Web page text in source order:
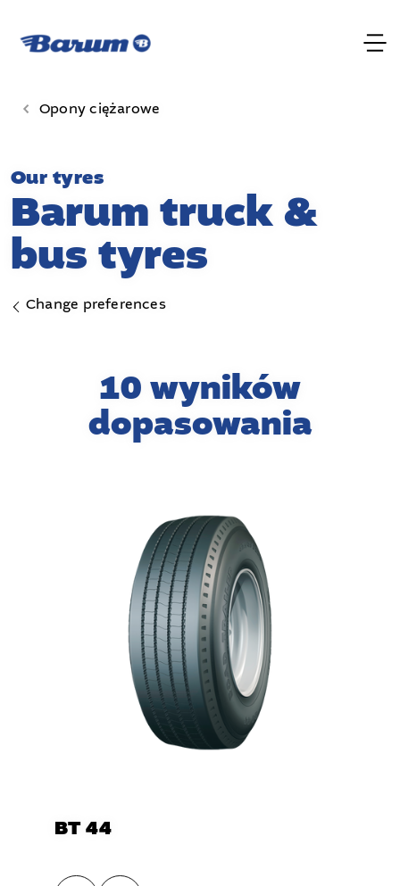
Opony ciężarowe
Our tyres
Barum truck &
bus tyres
Change preferences
10 wyników
dopasowania
BT 44